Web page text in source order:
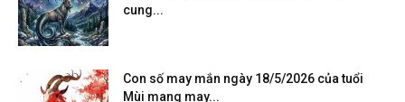
cung...
Con số may mắn ngày 18/5/2026 của tuổi
Mùi mang may...